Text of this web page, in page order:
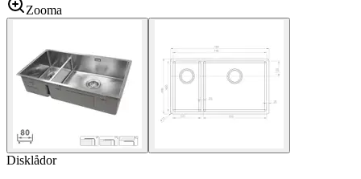
Zooma
Disklådor